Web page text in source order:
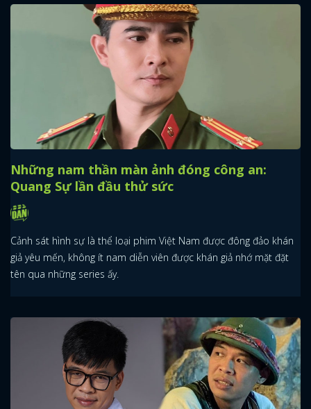
Những nam thần màn ảnh đóng công an:
Quang Sự lần đầu thử sức
Cảnh sát hình sự là thể loại phim Việt Nam được đông đảo khán
giả yêu mến, không ít nam diễn viên được khán giả nhớ mặt đặt
tên qua những series ấy.